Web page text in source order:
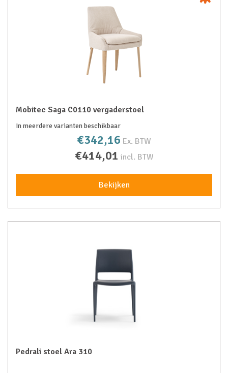
Mobitec Saga C0110 vergaderstoel
In meerdere varianten beschikbaar
€342,16 Ex. BTW
€414,01 incl. BTW
Bekijken
Pedrali stoel Ara 310